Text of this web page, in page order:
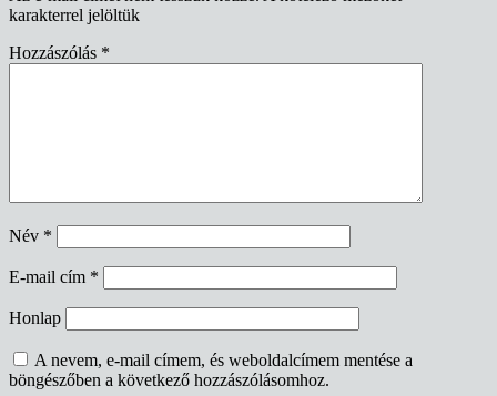
karakterrel jelöltük
Hozzászólás *
Név *
E-mail cím *
Honlap
A nevem, e-mail címem, és weboldalcímem mentése a
böngészőben a következő hozzászólásomhoz.